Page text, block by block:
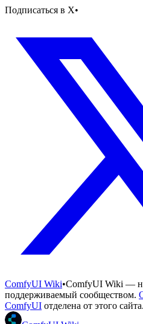
Подписаться в X•
ComfyUI Wiki•ComfyUI Wiki —
поддерживаемый сообществом.
ComfyUI отделена от этого сайта.